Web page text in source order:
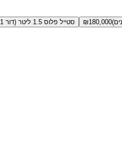
₪180,000 סטייל פלוס 1.5 ליטר (דור 1 מתיחת פנים)